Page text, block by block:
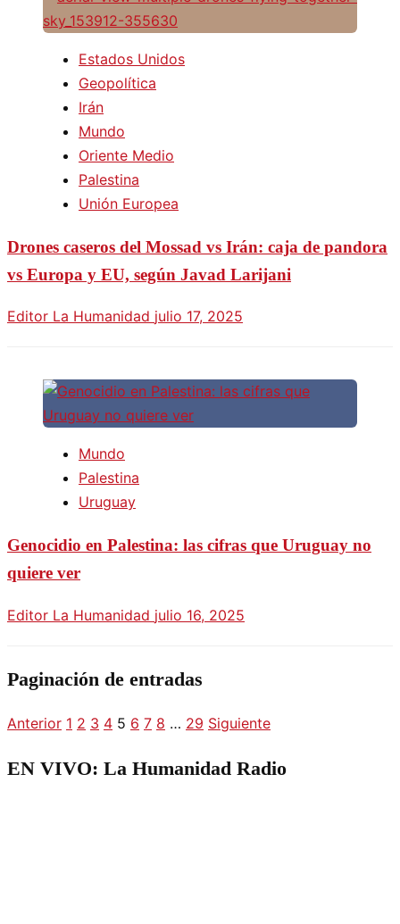
Estados Unidos
Geopolítica
Irán
Mundo
Oriente Medio
Palestina
Unión Europea
Drones caseros del Mossad vs Irán: caja de pandora
vs Europa y EU, según Javad Larijani
Editor La Humanidad julio 17, 2025
Mundo
Palestina
Uruguay
Genocidio en Palestina: las cifras que Uruguay no
quiere ver
Editor La Humanidad julio 16, 2025
Paginación de entradas
Anterior 1 2 3 4 5 6 7 8 … 29 Siguiente
EN VIVO: La Humanidad Radio